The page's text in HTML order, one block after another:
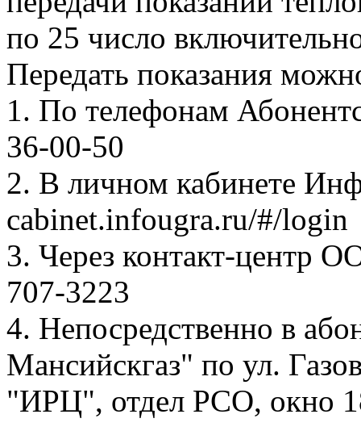
по 25 число
Передать показания
1. По телефонам
36-00-50
2. В личном кабинете
cabinet.infougra.ru/#/login
3. Через контакт-центр
707-3223
4. Непосредственно в
Мансийскгаз" по ул.
"ИРЦ", отдел РСО, окно